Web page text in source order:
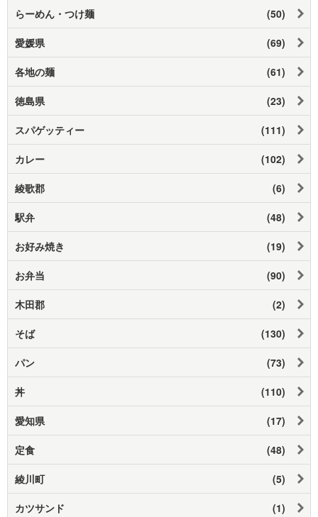
らーめん・つけ麺 (50)
愛媛県 (69)
各地の麺 (61)
徳島県 (23)
スパゲッティー (111)
カレー (102)
綾歌郡 (6)
駅弁 (48)
お好み焼き (19)
お弁当 (90)
木田郡 (2)
そば (130)
パン (73)
丼 (110)
愛知県 (17)
定食 (48)
綾川町 (5)
カツサンド (1)